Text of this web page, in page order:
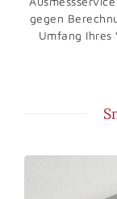
gegen
Umfang Ihres